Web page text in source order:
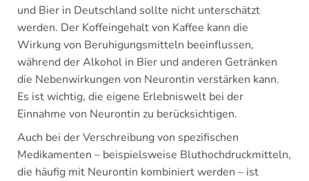
und Bier in Deutschland sollte nicht unterschätzt
werden. Der Koffeingehalt von Kaffee kann die
Wirkung von Beruhigungsmitteln beeinflussen,
während der Alkohol in Bier und anderen Getränken
die Nebenwirkungen von Neurontin verstärken kann.
Es ist wichtig, die eigene Erlebniswelt bei der
Einnahme von Neurontin zu berücksichtigen.
Auch bei der Verschreibung von spezifischen
Medikamenten – beispielsweise Bluthochdruckmitteln,
die häufig mit Neurontin kombiniert werden – ist